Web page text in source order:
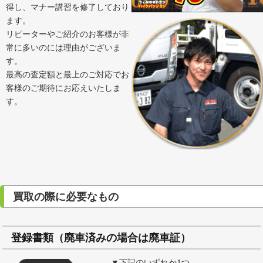
得し、マナー講習を修了しており
ます。
リピーターやご紹介のお客様が非
常に多いのには理由がございま
す。
最高の査定額と最上のご対応でお
客様のご期待にお応えいたしま
す。
買取の際に必要なもの
登録書類（廃車済みの場合は廃車証）